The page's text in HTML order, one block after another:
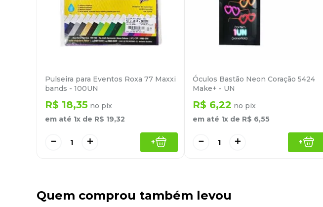
Pulseira para Eventos Roxa 77 Maxxi
bands - 100UN
R$ 18,35 no pix
em até 1x de R$ 19,32
＋
－ +
Óculos Bastão Neon Coração 5424
Make+ - UN
R$ 6,22 no pix
em até 1x de R$ 6,55
＋
－ +
Quem comprou também levou